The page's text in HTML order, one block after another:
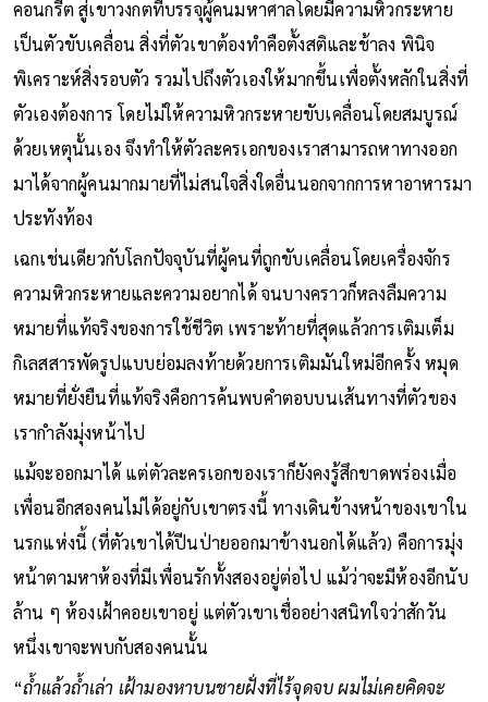
คอนกรีต สู่เขาวงกตที่บรรจุผู้คนมหาศาลโดยมีความหิวกระหาย
เป็นตัวขับเคลื่อน สิ่งที่ตัวเขาต้องทำคือตั้งสติและช้าลง พินิจ
พิเคราะห์สิ่งรอบตัว รวมไปถึงตัวเองให้มากขึ้นเพื่อตั้งหลักในสิ่งที่
ตัวเองต้องการ โดยไม่ให้ความหิวกระหายขับเคลื่อนโดยสมบูรณ์
ด้วยเหตุนั้นเอง จึงทำให้ตัวละครเอกของเราสามารถหาทางออก
มาได้จากผู้คนมากมายที่ไม่สนใจสิ่งใดอื่นนอกจากการหาอาหารมา
ประทังท้อง
เฉกเช่นเดียวกับโลกปัจจุบันที่ผู้คนที่ถูกขับเคลื่อนโดยเครื่องจักร
ความหิวกระหายและความอยากได้ จนบางคราวก็หลงลืมความ
หมายที่แท้จริงของการใช้ชีวิต เพราะท้ายที่สุดแล้วการเติมเต็ม
กิเลสสารพัดรูปแบบย่อมลงท้ายด้วยการเติมมันใหม่อีกครั้ง หมุด
หมายที่ยั่งยืนที่แท้จริงคือการค้นพบคำตอบบนเส้นทางที่ตัวของ
เรากำลังมุ่งหน้าไป
แม้จะออกมาได้ แต่ตัวละครเอกของเราก็ยังคงรู้สึกขาดพร่องเมื่อ
เพื่อนอีกสองคนไม่ได้อยู่กับเขาตรงนี้ ทางเดินข้างหน้าของเขาใน
นรกแห่งนี้ (ที่ตัวเขาได้ปีนป่ายออกมาข้างนอกได้แล้ว) คือการมุ่ง
หน้าตามหาห้องที่มีเพื่อนรักทั้งสองอยู่ต่อไป แม้ว่าจะมีห้องอีกนับ
ล้าน ๆ ห้องเฝ้าคอยเขาอยู่ แต่ตัวเขาเชื่ออย่างสนิทใจว่าสักวัน
หนึ่งเขาจะพบกับสองคนนั้น